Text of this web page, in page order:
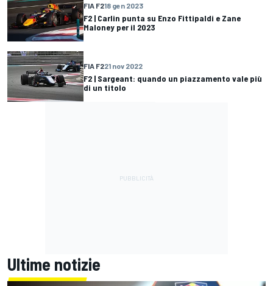
FIA F218 gen 2023
F2 | Carlin punta su Enzo Fittipaldi e Zane
Maloney per il 2023
FIA F221 nov 2022
F2 | Sargeant: quando un piazzamento vale più
di un titolo
Ultime notizie